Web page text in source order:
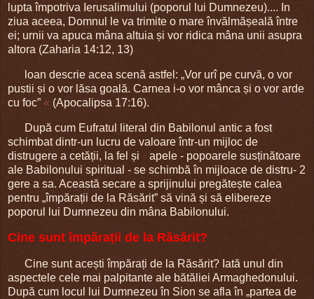
lupta împotriva Ierusalimului (poporul lui Dumnezeu).... In
ziua aceea, Domnul le va trimite o mare învălmășeală între
ei; urnii va apuca mâna altuia și vor ridica mâna unii asupra
altora (Zaharia 14:12, 13)
loan descrie acea scenă astfel: „Vor urî pe curvă, o vor
pustii și o vor lăsa goală. Carnea i-o vor mânca și o vor arde
cu foc” « (Apocalipsa 17:16).
După cum Eufratul literal din Babilonul antic a fost
schimbat dintr-un lucru de valoare într-un mijloc de
distrugere a cetății, la fel și • apele - popoarele susținătoare
ale Babilonului spiritual - se schimbă în mijloace de distru- 2
gere a sa. Această secare a sprijinului pregătește calea
pentru „împărații de la Răsărit” să vină și să elibereze
poporul lui Dumnezeu din mâna Babilonului.
Cine sunt împărații de la Răsărit?
Cine sunt acești împărați de la Răsărit? Iată unul din
aspectele cele mai palpitante ale bătăliei Armaghedonului.
După cum locul lui Dumnezeu în Sion se afla în „partea de